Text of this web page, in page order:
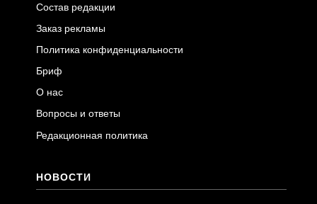
Состав редакции
Заказ рекламы
Политика конфиденциальности
Бриф
О нас
Вопросы и ответы
Редакционная политика
НОВОСТИ